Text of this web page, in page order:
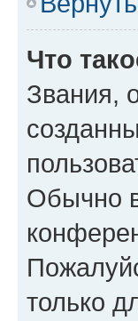
Что
Звания,
Обычно
только